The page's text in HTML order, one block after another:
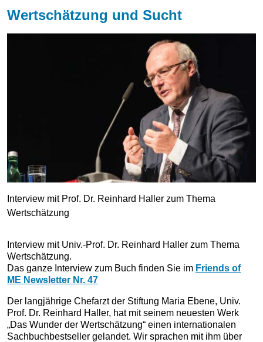
Wertschätzung und Sucht
Interview mit Prof. Dr. Reinhard Haller zum Thema
Wertschätzung
Interview mit Univ.-Prof. Dr. Reinhard Haller zum Thema
Wertschätzung.
Das ganze Interview zum Buch finden Sie im Friends of
ME Newsletter Nr. 47
Der langjährige Chefarzt der Stiftung Maria Ebene, Univ.
Prof. Dr. Reinhard Haller, hat mit seinem neuesten Werk
„Das Wunder der Wertschätzung“ einen internationalen
Sachbuchbestseller gelandet. Wir sprachen mit ihm über